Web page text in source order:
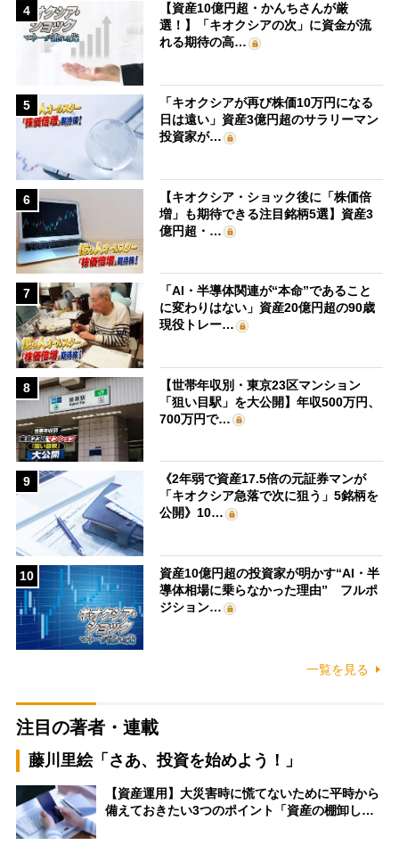
4
【資産10億円超・かんちさんが厳
選！】「キオクシアの次」に資金が流
れる期待の高…
5
「キオクシアが再び株価10万円になる
日は遠い」資産3億円超のサラリーマン
投資家が…
6
【キオクシア・ショック後に「株価倍
増」も期待できる注目銘柄5選】資産3
億円超・…
7
「AI・半導体関連が“本命”であること
に変わりはない」資産20億円超の90歳
現役トレー…
8
【世帯年収別・東京23区マンション
「狙い目駅」を大公開】年収500万円、
700万円で…
9
《2年弱で資産17.5倍の元証券マンが
「キオクシア急落で次に狙う」5銘柄を
公開》10…
10
資産10億円超の投資家が明かす“AI・半
導体相場に乗らなかった理由” フルポ
ジション…
一覧を見る
注目の著者・連載
藤川里絵「さあ、投資を始めよう！」
【資産運用】大災害時に慌てないために平時から
備えておきたい3つのポイント「資産の棚卸し…